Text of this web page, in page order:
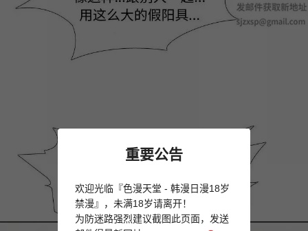
重要公告
欢迎光临『色漫天堂 - 韩漫日漫18岁
禁漫』，未满18岁请离开！
为防迷路强烈建议截图此页面，发送